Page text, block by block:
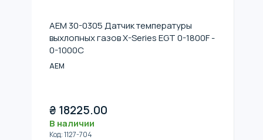
AEM 30-0305 Датчик температуры
выхлопных газов X-Series EGT 0-1800F -
0-1000C
AEM
₴ 18225.00
В наличии
Код:1127-704